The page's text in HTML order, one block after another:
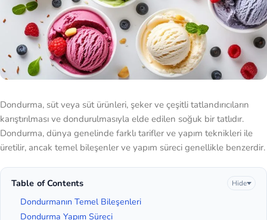
Dondurma, süt veya süt ürünleri, şeker ve çeşitli tatlandırıcıların
karıştırılması ve dondurulmasıyla elde edilen soğuk bir tatlıdır.
Dondurma, dünya genelinde farklı tarifler ve yapım teknikleri ile
üretilir, ancak temel bileşenler ve yapım süreci genellikle benzerdir.
Table of Contents Hide
Dondurmanın Temel Bileşenleri
Dondurma Yapım Süreci